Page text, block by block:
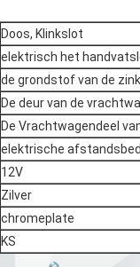
Doos, Klinkslot
elektrisch het
de grondstof van de
De deur van de
De Vrachtwagendeel
elektrische
12V
Zilver
chromeplate
KS